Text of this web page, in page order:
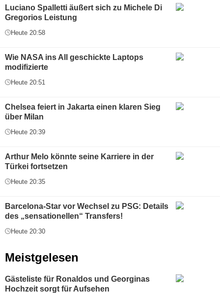
Luciano Spalletti äußert sich zu Michele Di
Gregorios Leistung
Heute 20:58
Wie NASA ins All geschickte Laptops
modifizierte
Heute 20:51
Chelsea feiert in Jakarta einen klaren Sieg
über Milan
Heute 20:39
Arthur Melo könnte seine Karriere in der
Türkei fortsetzen
Heute 20:35
Barcelona-Star vor Wechsel zu PSG: Details
des „sensationellen“ Transfers!
Heute 20:30
Meistgelesen
Gästeliste für Ronaldos und Georginas
Hochzeit sorgt für Aufsehen